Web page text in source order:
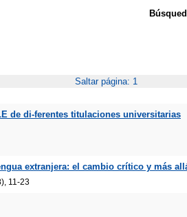
Saltar página: 1
de di-ferentes titulaciones universitarias
extranjera: el cambio crítico y más
11-23